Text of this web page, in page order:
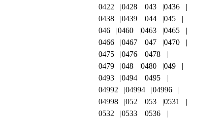
0422
0428 043
0436
0438
0439 044
045
046
0460 0463
0465
0466
0467 047
0470
0475
0476
0478
0479
048 0480
049
0493
0494
0495
04992
04994
04996
04998
052 053
0531
0532
0533
0536